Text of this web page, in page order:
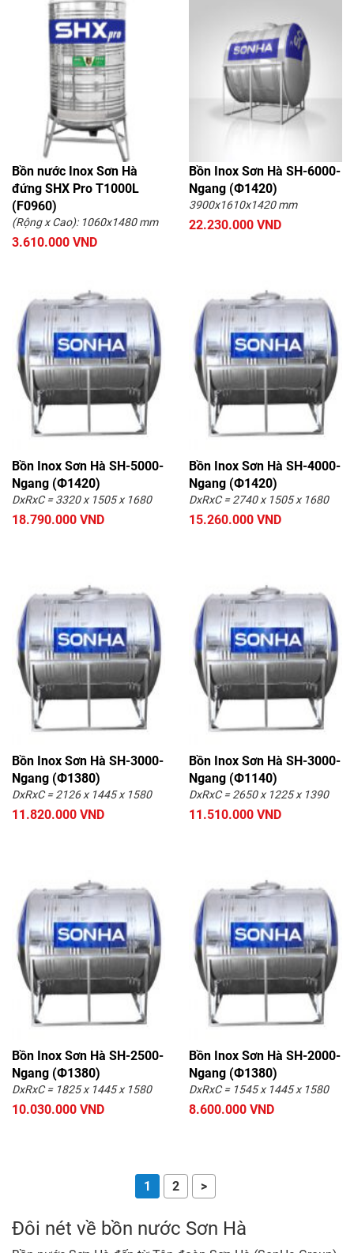
Bồn nước Inox Sơn Hà
đứng SHX Pro T1000L
(F0960)
(Rộng x Cao): 1060x1480 mm
3.610.000 VND
Bồn Inox Sơn Hà SH-6000-
Ngang (Ф1420)
3900x1610x1420 mm
22.230.000 VND
Bồn Inox Sơn Hà SH-5000-
Ngang (Ф1420)
DxRxC = 3320 x 1505 x 1680
18.790.000 VND
Bồn Inox Sơn Hà SH-4000-
Ngang (Ф1420)
DxRxC = 2740 x 1505 x 1680
15.260.000 VND
Bồn Inox Sơn Hà SH-3000-
Ngang (Ф1380)
DxRxC = 2126 x 1445 x 1580
11.820.000 VND
Bồn Inox Sơn Hà SH-3000-
Ngang (Ф1140)
DxRxC = 2650 x 1225 x 1390
11.510.000 VND
Bồn Inox Sơn Hà SH-2500-
Ngang (Ф1380)
DxRxC = 1825 x 1445 x 1580
10.030.000 VND
Bồn Inox Sơn Hà SH-2000-
Ngang (Ф1380)
DxRxC = 1545 x 1445 x 1580
8.600.000 VND
1 2 >
Đôi nét về bồn nước Sơn Hà